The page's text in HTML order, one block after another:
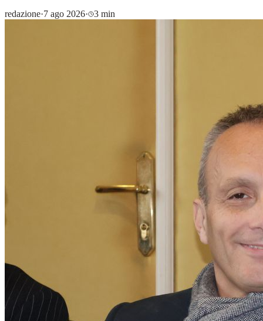
redazione·7 ago 2026· 3 min